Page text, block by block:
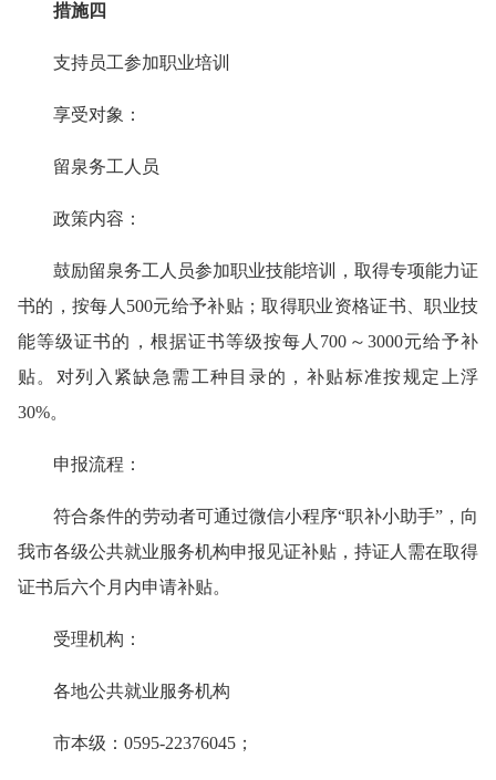
措施四
支持员工参加职业培训
享受对象：
留泉务工人员
政策内容：
鼓励留泉务工人员参加职业技能培训，取得专项能力证
书的，按每人500元给予补贴；取得职业资格证书、职业技
能等级证书的，根据证书等级按每人700～3000元给予补
贴。对列入紧缺急需工种目录的，补贴标准按规定上浮
30%。
申报流程：
符合条件的劳动者可通过微信小程序“职补小助手”，向
我市各级公共就业服务机构申报见证补贴，持证人需在取得
证书后六个月内申请补贴。
受理机构：
各地公共就业服务机构
市本级：0595-22376045；